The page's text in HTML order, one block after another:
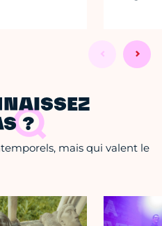
?
mais qui valent le